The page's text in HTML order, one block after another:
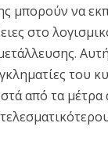
μπορούν να
στο
του
από τα μέτρα